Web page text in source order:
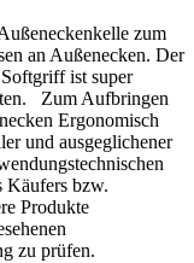
zum
an Außenecken. Der
ist super
Zum Aufbringen
Ergonomisch
und ausgeglichener
Käufers bzw.
Produkte
zu prüfen.